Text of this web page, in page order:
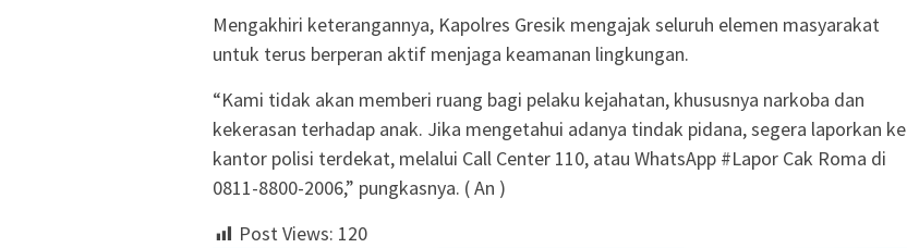
Mengakhiri keterangannya, Kapolres Gresik mengajak seluruh elemen masyarakat
untuk terus berperan aktif menjaga keamanan lingkungan.
“Kami tidak akan memberi ruang bagi pelaku kejahatan, khususnya narkoba dan
kekerasan terhadap anak. Jika mengetahui adanya tindak pidana, segera laporkan ke
kantor polisi terdekat, melalui Call Center 110, atau WhatsApp #Lapor Cak Roma di
0811-8800-2006,” pungkasnya. ( An )
Post Views: 120